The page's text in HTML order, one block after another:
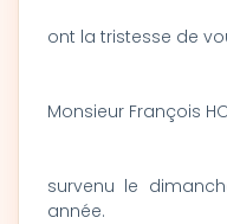
ont la tristesse de
Monsieur François
survenu le
année.